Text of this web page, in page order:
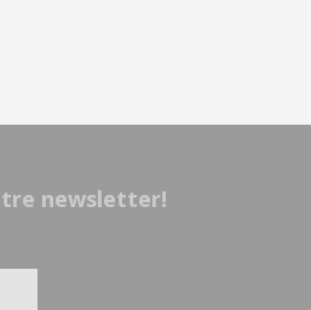
newsletter!